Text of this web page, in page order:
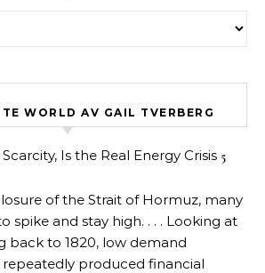
WORLD AV GAIL TVERBERG
Is the Real Energy Crisis 5
of the Strait of Hormuz, many
spike and stay high. . . . Looking at
back to 1820, low demand
repeatedly produced financial